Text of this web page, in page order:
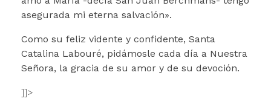
asegurada mi eterna salvación».
Como su feliz vidente y confidente, Santa
Catalina Labouré, pidámosle cada día a Nuestra
Señora, la gracia de su amor y de su devoción.
]]>